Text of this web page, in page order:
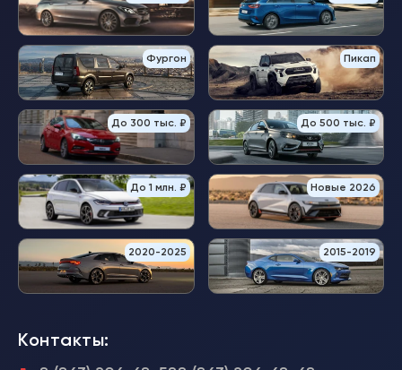
Фургон Пикап
До 300 тыс. ₽ До 500 тыс. ₽
До 1 млн. ₽ Новые 2026
2020-2025 2015-2019
Контакты: